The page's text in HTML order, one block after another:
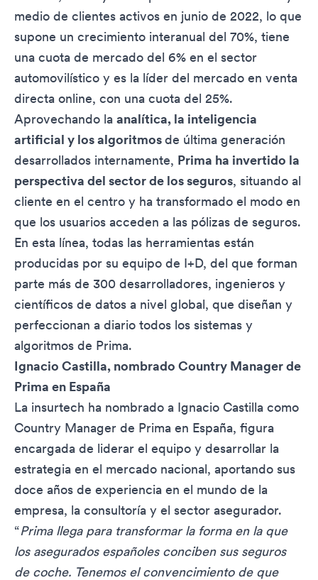
medio de clientes activos en junio de 2022, lo que
supone un crecimiento interanual del 70%, tiene
una cuota de mercado del 6% en el sector
automovilístico y es la líder del mercado en venta
directa online, con una cuota del 25%.
Aprovechando la analítica, la inteligencia
artificial y los algoritmosde última generación
desarrollados internamente, Prima ha invertido la
perspectiva del sector de los seguros, situando al
cliente en el centro y ha transformado el modo en
que los usuarios acceden a las pólizas de seguros.
En esta línea, todas las herramientas están
producidas por su equipo de I+D, del que forman
parte más de 300 desarrolladores, ingenieros y
científicos de datos a nivel global, que diseñan y
perfeccionan a diario todos los sistemas y
algoritmos de Prima.
Ignacio Castilla, nombrado Country Manager de
Prima en España
La insurtech ha nombrado a Ignacio Castilla como
Country Manager de Prima en España, figura
encargada de liderar el equipo y desarrollar la
estrategia en el mercado nacional, aportando sus
doce años de experiencia en el mundo de la
empresa, la consultoría y el sector asegurador.
“Prima llega para transformar la forma en la que
los asegurados españoles conciben sus seguros
de coche. Tenemos el convencimiento de que